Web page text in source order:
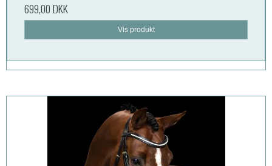
699,00 DKK
Vis produkt